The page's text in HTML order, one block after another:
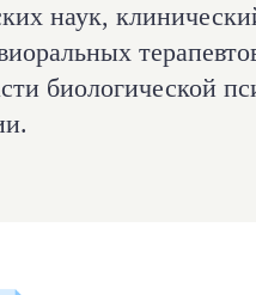
наук,
биологической